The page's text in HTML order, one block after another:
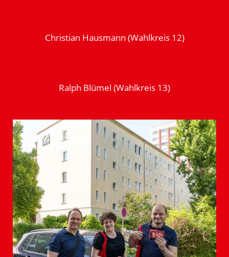
Christian Hausmann (Wahlkreis 12)
Ralph Blümel (Wahlkreis 13)